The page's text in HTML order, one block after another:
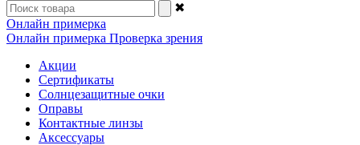
✖
Онлайн примерка
Онлайн примерка Проверка зрения
Акции
Сертификаты
Солнцезащитные очки
Оправы
Контактные линзы
Аксессуары